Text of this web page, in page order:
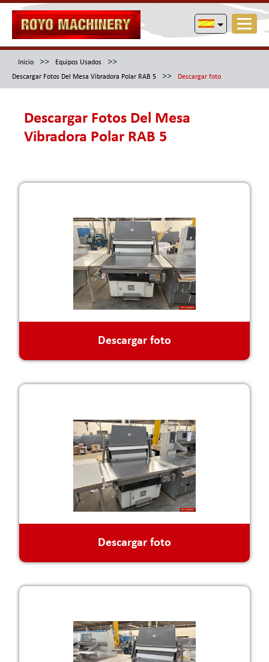
Inicio >> Equipos Usados >>
Descargar Fotos Del Mesa Vibradora Polar RAB 5 >> Descargar foto
Descargar Fotos Del Mesa
Vibradora Polar RAB 5
Descargar foto
Descargar foto